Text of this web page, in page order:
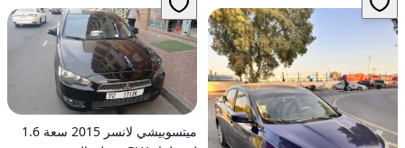
ميتسوبيشي لانسر 2015 سعة 1.6